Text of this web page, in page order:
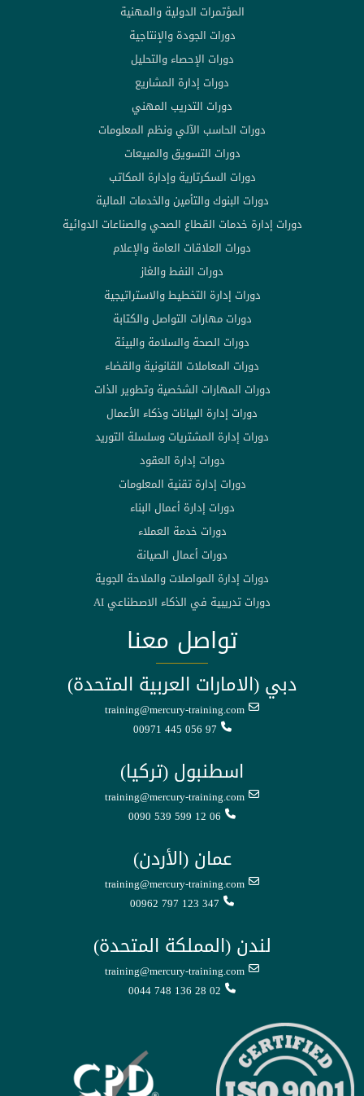
المؤتمرات الدولية والمهنية
دورات الجودة والإنتاجية
دورات الإحصاء والتحليل
دورات إدارة المشاريع
دورات التدريب المهني
دورات الحاسب الآلي ونظم المعلومات
دورات التسويق والمبيعات
دورات السكرتارية وإدارة المكاتب
دورات البنوك والتأمين والخدمات المالية
دورات إدارة خدمات القطاع الصحي والصناعات الدوائية
دورات العلاقات العامة والإعلام
دورات النفط والغاز
دورات إدارة التخطيط والاستراتيجية
دورات مهارات التواصل والكتابة
دورات الصحة والسلامة والبيئة
دورات المعاملات القانونية والقضاء
دورات المهارات الشخصية وتطوير الذات
دورات إدارة البيانات وذكاء الأعمال
دورات إدارة المشتريات وسلسلة التوريد
دورات إدارة العقود
دورات إدارة تقنية المعلومات
دورات إدارة أعمال البناء
دورات خدمة العملاء
دورات أعمال الصيانة
دورات إدارة المواصلات والملاحة الجوية
دورات تدريبية في الذكاء الاصطناعي AI
تواصل معنا
دبي (الامارات العربية المتحدة)
training@mercury-training.com
00971 445 056 97
اسطنبول (تركيا)
training@mercury-training.com
0090 539 599 12 06
عمان (الأردن)
training@mercury-training.com
00962 797 123 347
لندن (المملكة المتحدة)
training@mercury-training.com
0044 748 136 28 02